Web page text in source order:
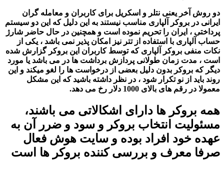
دو روش آخر یعنی نتلر و اسکریل برای کاربران و معامله گران
ایرانی در بروکر آلپاری مناسب نیستند به این دلیل که این دو سیستم
پرداختی ، ایران را تحریم نموده است و همچنین در حال حاضر شارژ
حساب آلپاری با استفاده از تتر نیز امکان پذیر نمی باشد ، یکی از
نکات منفی بروکر آلپاری که توسط کاربران این بروکر گزارش شده
است ، مدت زمان طولانی پردازش برداشت ها در می باشد یا مورد
دیگر که بروکر بدون دلیل بعضی از درخواست ها را لغو میکند و این
روند باید از نو تکرار شود ، در نظر داشته باشید که این مشکل
معمولا در رقم های بالای 1000 دلار رخ می دهد.
همه بروکر ها دارای اشکالاتی می باشند،
مسئولیت انتخاب بروکر و سود و ضرر آن به
عهده خود افراد بوده و سایت هوش فعال
صرفا معرف و بررسی کننده بروکر ها است